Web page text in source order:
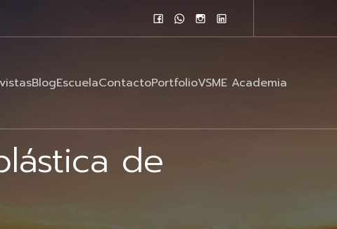
BlogEscuelaContactoPortfolioVSME Academia
de